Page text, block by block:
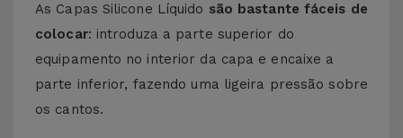
As Capas Silicone Líquido são bastante fáceis de
colocar: introduza a parte superior do
equipamento no interior da capa e encaixe a
parte inferior, fazendo uma ligeira pressão sobre
os cantos.